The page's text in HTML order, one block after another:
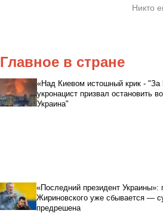
Никто
Главное в стране
«Над Киевом истошный крик -
укронацист призвал остановить
Украина"
«Последний президент Украины»:
Жириновского уже сбывается —
предрешена